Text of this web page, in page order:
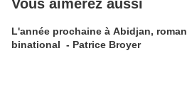
Vous aimerez aussi
L'année prochaine à Abidjan, roman
binational - Patrice Broyer